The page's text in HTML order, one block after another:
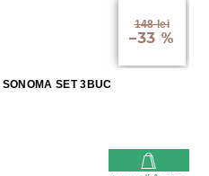
148 lei
–33 %
SET 3BUC